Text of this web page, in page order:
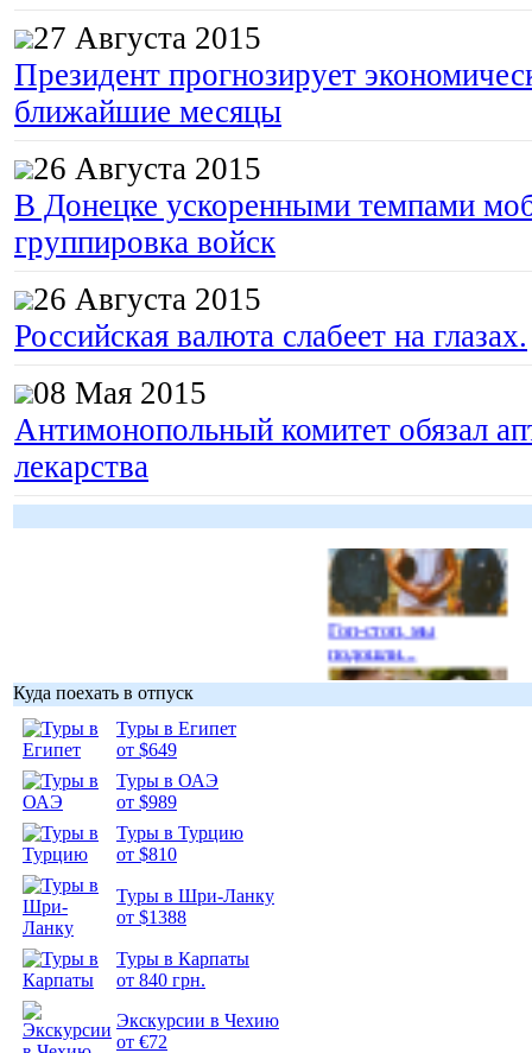
27 Августа 2015
Президент прогнозирует
ближайшие месяцы
26 Августа 2015
В Донецке ускоренными темпами
группировка войск
26 Августа 2015
Российская валюта слабеет на глазах.
08 Мая 2015
Антимонопольный комитет обязал
лекарства
Гоп-стоп, мы
подошли...
Куда поехать в отпуск
Туры в Египет
от $649
Туры в ОАЭ
от $989
Туры в Турцию
от $810
Туры в Шри-Ланку
от $1388
Туры в Карпаты
от 840 грн.
Экскурсии в Чехию
от €72